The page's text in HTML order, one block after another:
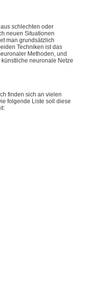
schlechten oder
neuen Situationen
man grundsätzlich
Techniken ist das
Methoden, und
neuronale Netze
finden sich an vielen
folgende Liste soll diese